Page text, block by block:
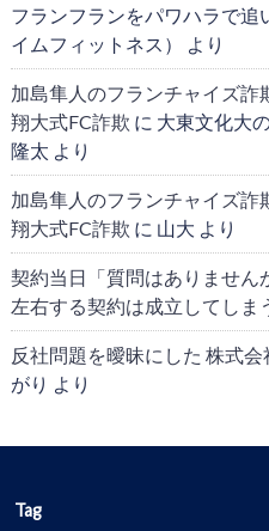
フランフランをパワハラで追
イムフィットネス）
より
加島隼人のフランチャイズ詐
翔大式FC詐欺 に 大東文化大
隆太 より
加島隼人のフランチャイズ詐
翔大式FC詐欺 に 山大 より
契約当日「質問はありません
左右する契約は成立してしま
反社問題を曖昧にした 株式
がり より
Tag